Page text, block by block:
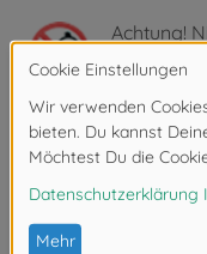
Achtung!
Produktdetails